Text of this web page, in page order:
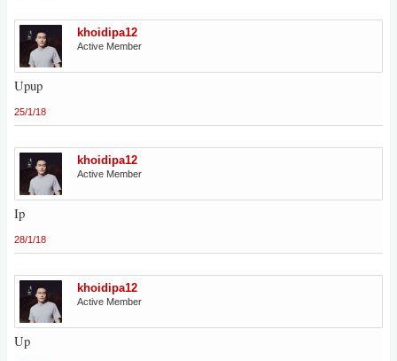
khoidipa12
Active Member
Upup
25/1/18
khoidipa12
Active Member
Ip
28/1/18
khoidipa12
Active Member
Up